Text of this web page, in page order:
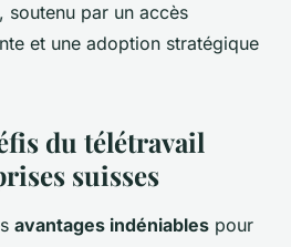
par un accès
et une adoption stratégique
du télétravail
suisses
avantages indéniables pour